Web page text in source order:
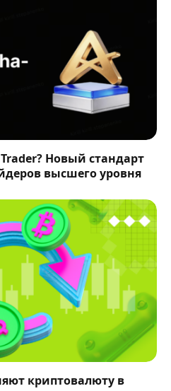
Новый стандарт
высшего уровня
криптовалюту в